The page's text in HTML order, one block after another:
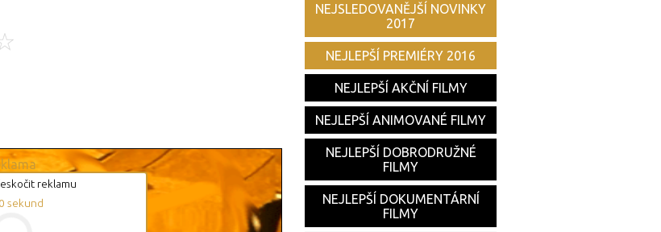
reklamu
sekund
NEJSLEDOVANĚJŠÍ NOVINKY
2017
NEJLEPŠÍ PREMIÉRY 2016
NEJLEPŠÍ AKČNÍ FILMY
NEJLEPŠÍ ANIMOVANÉ FILMY
NEJLEPŠÍ DOBRODRUŽNÉ
FILMY
NEJLEPŠÍ DOKUMENTÁRNÍ
FILMY